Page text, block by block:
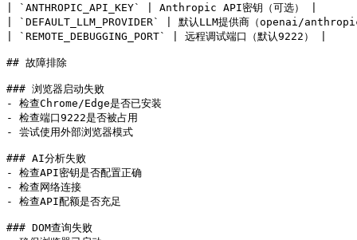
| `ANTHROPIC_API_KEY` | Anthropic API密钥（可选） |
| `DEFAULT_LLM_PROVIDER` | 默认LLM提供商（openai/
| `REMOTE_DEBUGGING_PORT` | 远程调试端口（默认9222） |
## 故障排除
### 浏览器启动失败
- 检查Chrome/Edge是否已安装
- 检查端口9222是否被占用
- 尝试使用外部浏览器模式
### AI分析失败
- 检查API密钥是否配置正确
- 检查网络连接
- 检查API配额是否充足
### DOM查询失败